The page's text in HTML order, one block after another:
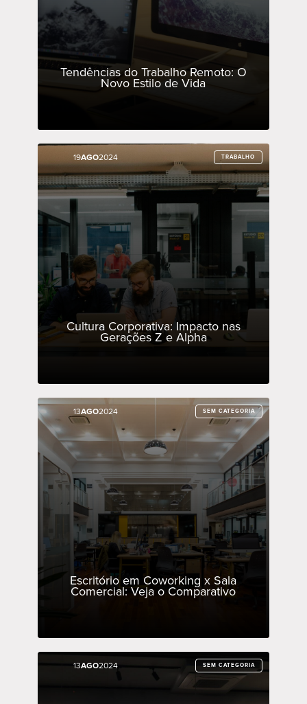
Tendências do Trabalho Remoto: O
Novo Estilo de Vida
19AGO2024 TRABALHO
Cultura Corporativa: Impacto nas
Gerações Z e Alpha
19AGO2024 TRABALHO
13AGO2024 SEM CATEGORIA
Escritório em Coworking x Sala
Comercial: Veja o Comparativo
13AGO2024 SEM CATEGORIA
13AGO2024 SEM CATEGORIA
13AGO2024 SEM CATEGORIA